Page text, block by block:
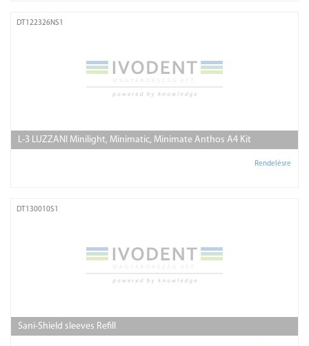
DT122326NS1
L-3 LUZZANI Minilight, Minimatic, Minimate Anthos A4 Kit
Rendelésre
DT130010S1
Sani-Shield sleeves Refill